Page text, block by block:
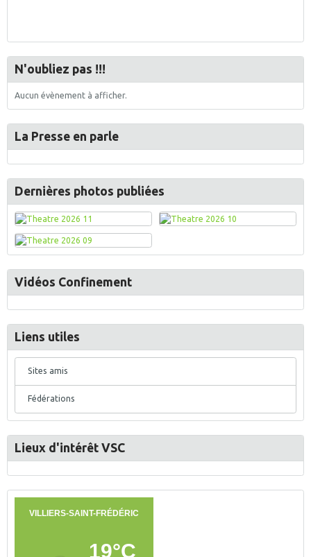
N'oubliez pas !!!
Aucun évènement à afficher.
La Presse en parle
Dernières photos publiées
Vidéos Confinement
Liens utiles
Sites amis
Fédérations
Lieux d'intérêt VSC